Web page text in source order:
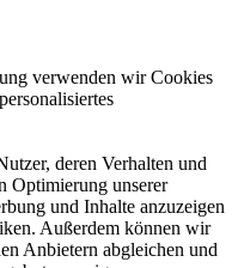
verwenden wir Cookies
deren Verhalten und
Optimierung unserer
und Inhalte anzuzeigen
Außerdem können wir
Anbietern abgleichen und